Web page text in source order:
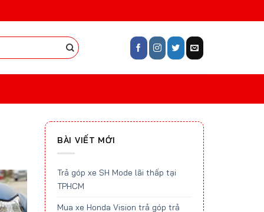
BÀI VIẾT MỚI
Trả góp xe SH Mode lãi thấp tại
TPHCM
Mua xe Honda Vision trả góp trả